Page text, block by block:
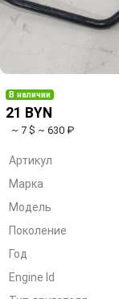
В наличии
21 BYN
~ 7 $ ~ 630 ₽
Артикул
Марка
Модель
Поколение
Год
Engine Id